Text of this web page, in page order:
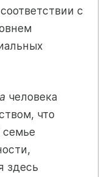
с
человека
что
семье
здесь